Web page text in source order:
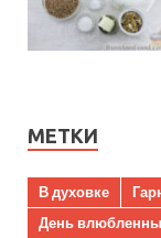
МЕТКИ
В духовке
День